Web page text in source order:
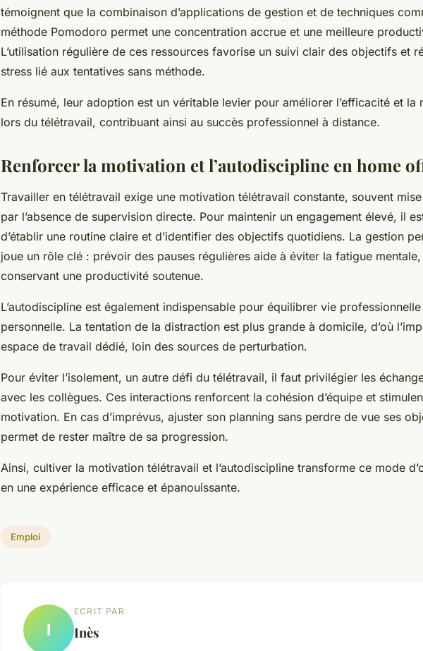
témoignent que la combinaison d’applications de gestion et de techniques
méthode Pomodoro permet une concentration accrue et une meilleure
L’utilisation régulière de ces ressources favorise un suivi clair des objectifs et
stress lié aux tentatives sans méthode.
En résumé, leur adoption est un véritable levier pour améliorer l’efficacité et la
lors du télétravail, contribuant ainsi au succès professionnel à distance.
Renforcer la motivation et l’autodiscipline en home
Travailler en télétravail exige une motivation télétravail constante, souvent mise
par l’absence de supervision directe. Pour maintenir un engagement élevé, il
d’établir une routine claire et d’identifier des objectifs quotidiens. La gestion
joue un rôle clé : prévoir des pauses régulières aide à éviter la fatigue
conservant une productivité soutenue.
L’autodiscipline est également indispensable pour équilibrer vie
personnelle. La tentation de la distraction est plus grande à domicile, d’où
espace de travail dédié, loin des sources de perturbation.
Pour éviter l’isolement, un autre défi du télétravail, il faut privilégier les
avec les collègues. Ces interactions renforcent la cohésion d’équipe et
motivation. En cas d’imprévus, ajuster son planning sans perdre de vue ses
permet de rester maître de sa progression.
Ainsi, cultiver la motivation télétravail et l’autodiscipline transforme ce mode
en une expérience efficace et épanouissante.
Emploi
I
ECRIT PAR
Inès